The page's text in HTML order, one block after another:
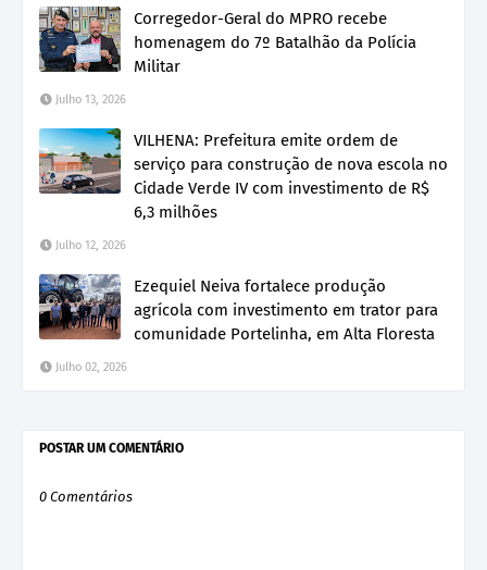
Corregedor-Geral do MPRO recebe
homenagem do 7º Batalhão da Polícia
Militar
Julho 13, 2026
VILHENA: Prefeitura emite ordem de
serviço para construção de nova escola no
Cidade Verde IV com investimento de R$
6,3 milhões
Julho 12, 2026
Ezequiel Neiva fortalece produção
agrícola com investimento em trator para
comunidade Portelinha, em Alta Floresta
Julho 02, 2026
POSTAR UM COMENTÁRIO
0 Comentários